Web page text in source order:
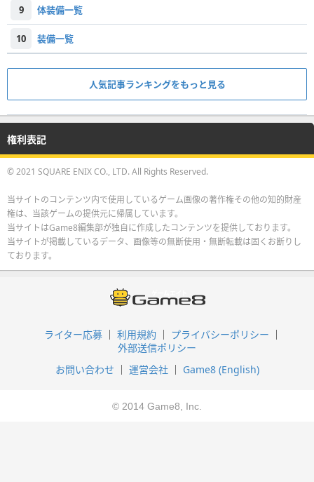
9 体装備一覧
10 装備一覧
人気記事ランキングをもっと見る
権利表記
© 2021 SQUARE ENIX CO., LTD. All Rights Reserved.
当サイトのコンテンツ内で使用しているゲーム画像の著作権その他の知的財産
権は、当該ゲームの提供元に帰属しています。
当サイトはGame8編集部が独自に作成したコンテンツを提供しております。
当サイトが掲載しているデータ、画像等の無断使用・無断転載は固くお断りし
ております。
ライター応募 利用規約
プライバシーポリシー
外部送信ポリシー
お問い合わせ
運営会社 Game8 (English)
© 2014 Game8, Inc.